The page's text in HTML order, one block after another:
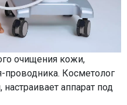
очищения кожи,
проводника. Косметолог
аппарат под